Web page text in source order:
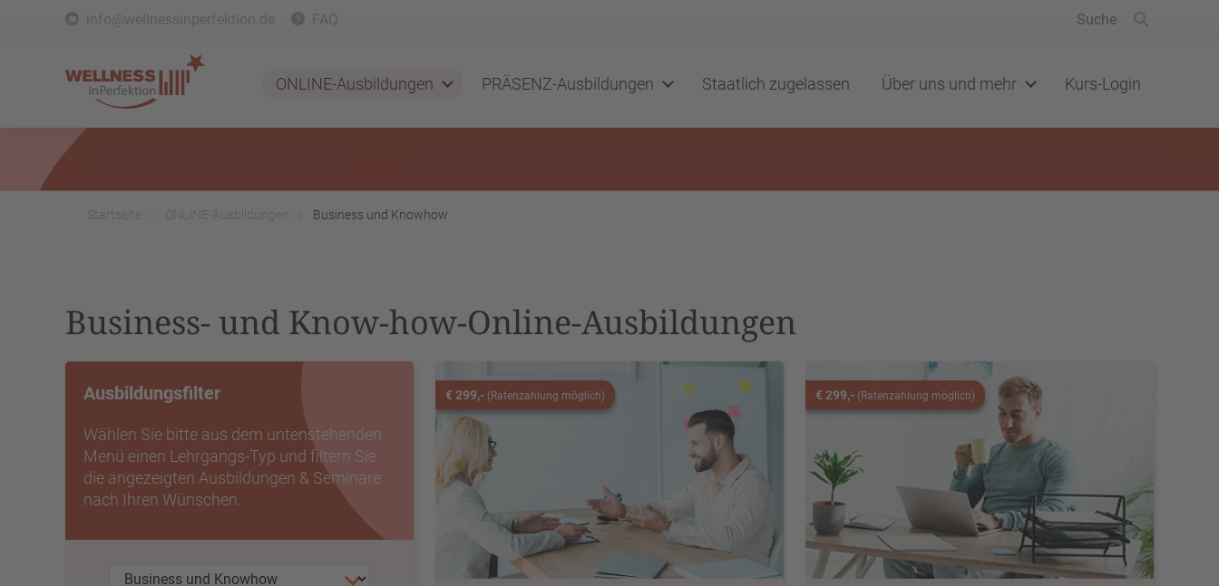
info@wellnessinperfektion.de FAQ
ONLINE-Ausbildungen PRÄSENZ-Ausbildungen Staatlich zugelassen Über uns und mehr Kurs-Login
Startseite ONLINE-Ausbildungen Business und Knowhow
Business- und Know-how-Online-Ausbildungen
Ausbildungsfilter
Wählen Sie bitte aus dem untenstehenden
Menü einen Lehrgangs-Typ und filtern Sie
die angezeigten Ausbildungen & Seminare
nach Ihren Wünschen.
€ 299,- (Ratenzahlung möglich) € 299,- (Ratenzahlung möglich)